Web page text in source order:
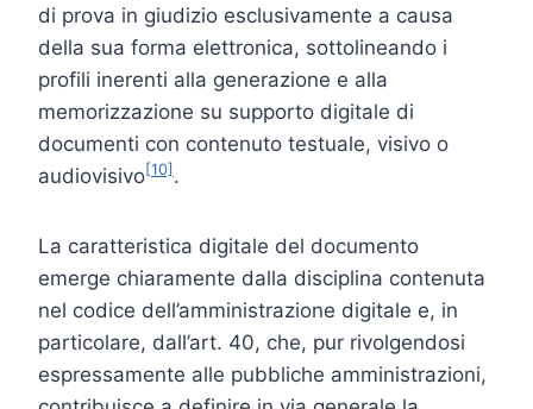
di prova in giudizio esclusivamente a causa
della sua forma elettronica, sottolineando i
profili inerenti alla generazione e alla
memorizzazione su supporto digitale di
documenti con contenuto testuale, visivo o
audiovisivo[10] .
La caratteristica digitale del documento
emerge chiaramente dalla disciplina contenuta
nel codice dell’amministrazione digitale e, in
particolare, dall’art. 40, che, pur rivolgendosi
espressamente alle pubbliche amministrazioni,